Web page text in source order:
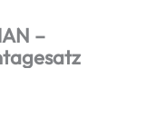
–